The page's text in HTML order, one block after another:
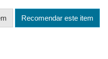
Recomendar este item